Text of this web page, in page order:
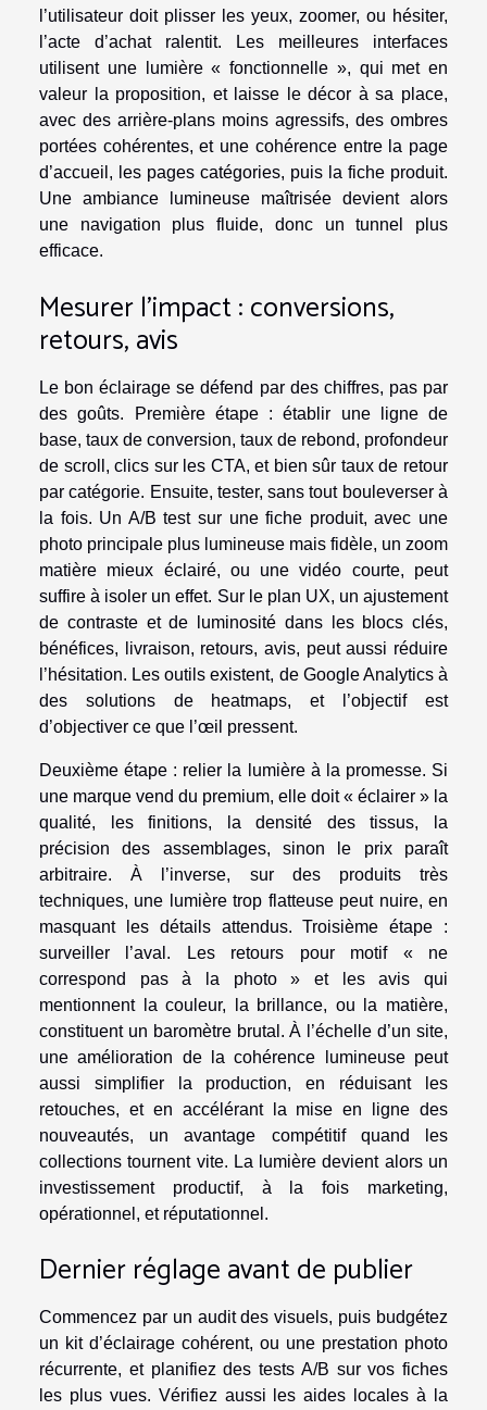
l’utilisateur doit plisser les yeux, zoomer, ou hésiter,
l’acte d’achat ralentit. Les meilleures interfaces
utilisent une lumière « fonctionnelle », qui met en
valeur la proposition, et laisse le décor à sa place,
avec des arrière-plans moins agressifs, des ombres
portées cohérentes, et une cohérence entre la page
d’accueil, les pages catégories, puis la fiche produit.
Une ambiance lumineuse maîtrisée devient alors
une navigation plus fluide, donc un tunnel plus
efficace.
Mesurer l’impact : conversions,
retours, avis
Le bon éclairage se défend par des chiffres, pas par
des goûts. Première étape : établir une ligne de
base, taux de conversion, taux de rebond, profondeur
de scroll, clics sur les CTA, et bien sûr taux de retour
par catégorie. Ensuite, tester, sans tout bouleverser à
la fois. Un A/B test sur une fiche produit, avec une
photo principale plus lumineuse mais fidèle, un zoom
matière mieux éclairé, ou une vidéo courte, peut
suffire à isoler un effet. Sur le plan UX, un ajustement
de contraste et de luminosité dans les blocs clés,
bénéfices, livraison, retours, avis, peut aussi réduire
l’hésitation. Les outils existent, de Google Analytics à
des solutions de heatmaps, et l’objectif est
d’objectiver ce que l’œil pressent.
Deuxième étape : relier la lumière à la promesse. Si
une marque vend du premium, elle doit « éclairer » la
qualité, les finitions, la densité des tissus, la
précision des assemblages, sinon le prix paraît
arbitraire. À l’inverse, sur des produits très
techniques, une lumière trop flatteuse peut nuire, en
masquant les détails attendus. Troisième étape :
surveiller l’aval. Les retours pour motif « ne
correspond pas à la photo » et les avis qui
mentionnent la couleur, la brillance, ou la matière,
constituent un baromètre brutal. À l’échelle d’un site,
une amélioration de la cohérence lumineuse peut
aussi simplifier la production, en réduisant les
retouches, et en accélérant la mise en ligne des
nouveautés, un avantage compétitif quand les
collections tournent vite. La lumière devient alors un
investissement productif, à la fois marketing,
opérationnel, et réputationnel.
Dernier réglage avant de publier
Commencez par un audit des visuels, puis budgétez
un kit d’éclairage cohérent, ou une prestation photo
récurrente, et planifiez des tests A/B sur vos fiches
les plus vues. Vérifiez aussi les aides locales à la